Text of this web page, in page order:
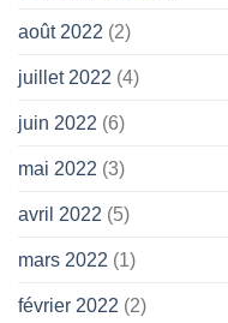
août 2022 (2)
juillet 2022 (4)
juin 2022 (6)
mai 2022 (3)
avril 2022 (5)
mars 2022 (1)
février 2022 (2)